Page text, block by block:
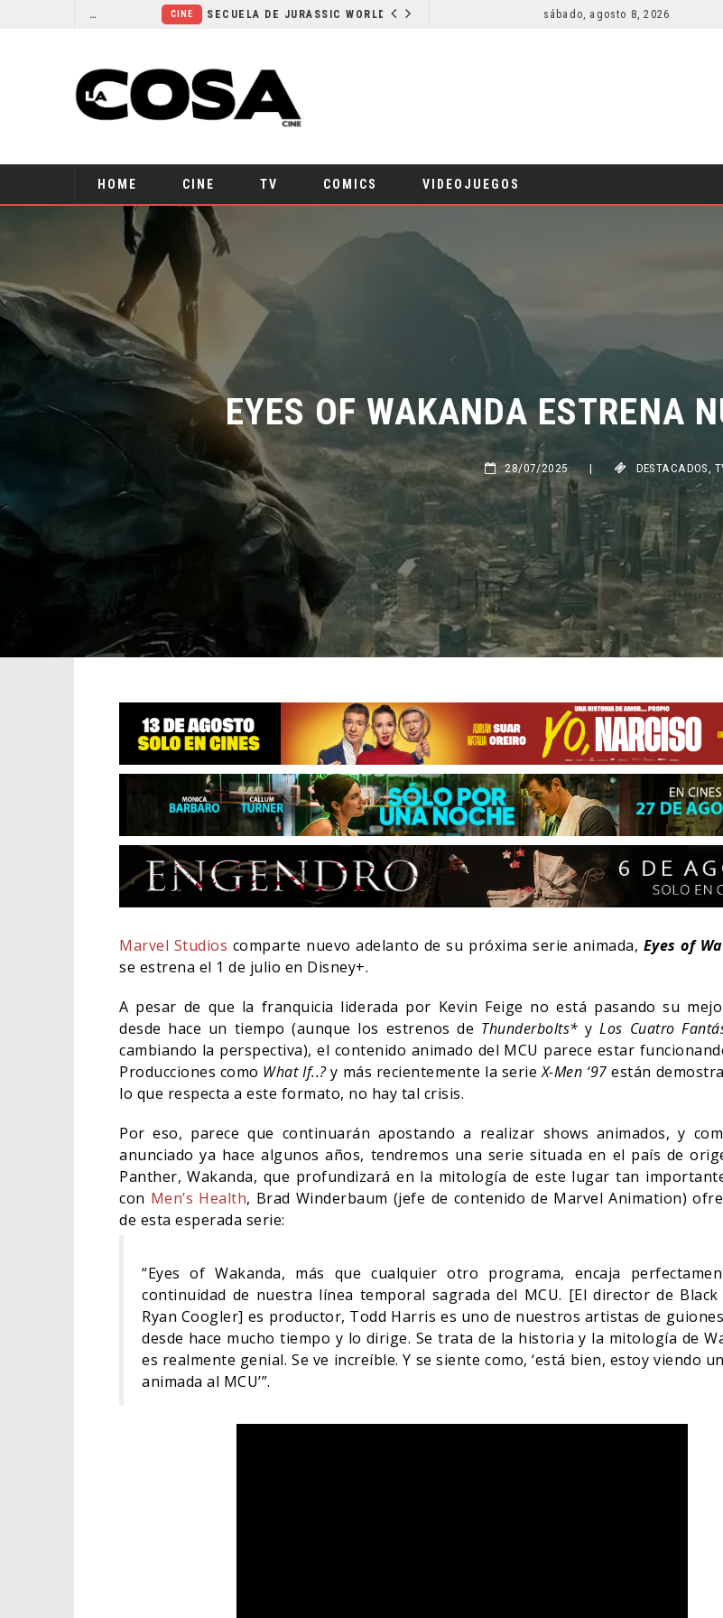
SECUELA DE JURASSIC WORLD REBIRTH PIERDE DIRECTOR RESEÑA LA INVITACIÓN: OLIVIA WILDE REFLEXIONA SOBRE LA VIDA CONYUGAL
sábado, agosto 8, 2026
HOME CINE TV COMICS VIDEOJUEGOS
EYES OF WAKANDA ESTRENA
28/07/2025
Marvel Studios comparte nuevo adelanto de su próxima serie animada, Eyes of
se estrena el 1 de julio en Disney+.
A pesar de que la franquicia liderada por Kevin Feige no está pasando su
desde hace un tiempo (aunque los estrenos de Thunderbolts* yLos Cuatro
cambiando la perspectiva), el contenido animado del MCU parece estar
Producciones como What If..?y más recientemente la serieX-Men ‘97 están
lo que respecta a este formato, no hay tal crisis.
Por eso, parece que continuarán apostando a realizar shows animados, y
anunciado ya hace algunos años, tendremos una serie situada en el país de
Panther, Wakanda, que profundizará en la mitología de este lugar tan
con Men’s Health, Brad Winderbaum (jefe de contenido de Marvel Animation)
de esta esperada serie:
“Eyes of Wakanda, más que cualquier otro programa, encaja
continuidad de nuestra línea temporal sagrada del MCU. [El director de Black
Ryan Coogler] es productor, Todd Harris es uno de nuestros artistas de
desde hace mucho tiempo y lo dirige. Se trata de la historia y la mitología de
es realmente genial. Se ve increíble. Y se siente como, ‘está bien, estoy viendo
animada al MCU’”.
ELIGE A SU VILLANO
06/08/2026
TRAILER
CINE 06/08/